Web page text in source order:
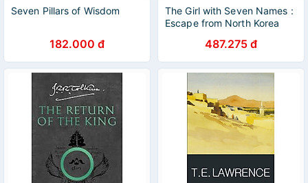
Seven Pillars of Wisdom
182.000 đ
The Girl with Seven Names :
Escape from North Korea
487.275 đ